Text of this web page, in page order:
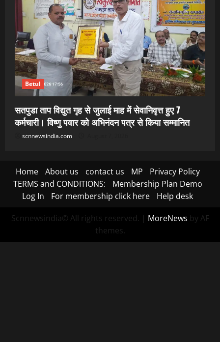
Betul
सतपुडा ताप विद्युत गृह से जुलाई माह में सेवानिवृत्त हुए 7
कर्मचारी। विष्णु पवार को अभिनंदन पत्र से किया सम्मानित
scnnewsindia.com
Home About us contact us MP
Privacy Policy
TERMS and CONDITIONS:
Membership Plan Demo
Log In
For membership click here Help desk
Scnnewsindia© All rights reserved. | MoreNews by AF
themes.